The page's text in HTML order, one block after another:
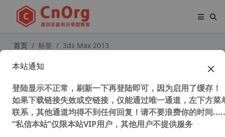
首页 标签 3ds Max 2013
注册机
本站通知
登陆显示不正常，刷新一下再登陆即可，因为启用了缓存！
如果下载链接失效或空链接，仅能通过唯一通道，左下方菜
联系，其他通道均得不到任何回复！请不要浪费你的时间
“私信本站”仅限本站VIP用户，其他用户不提供服务